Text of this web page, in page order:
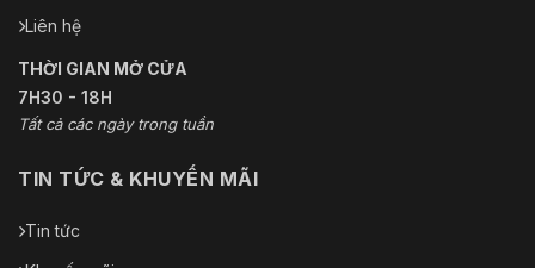
Liên hệ
THỜI GIAN MỞ CỬA
7H30 - 18H
Tất cả các ngày trong tuần
TIN TỨC & KHUYẾN MÃI
Tin tức